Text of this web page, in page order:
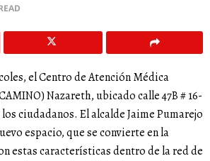
el Centro de Atención Médica
Nazareth, ubicado calle 47B # 16-
ciudadanos. El alcalde Jaime Pumarejo
espacio, que se convierte en la
estas características dentro de la red de